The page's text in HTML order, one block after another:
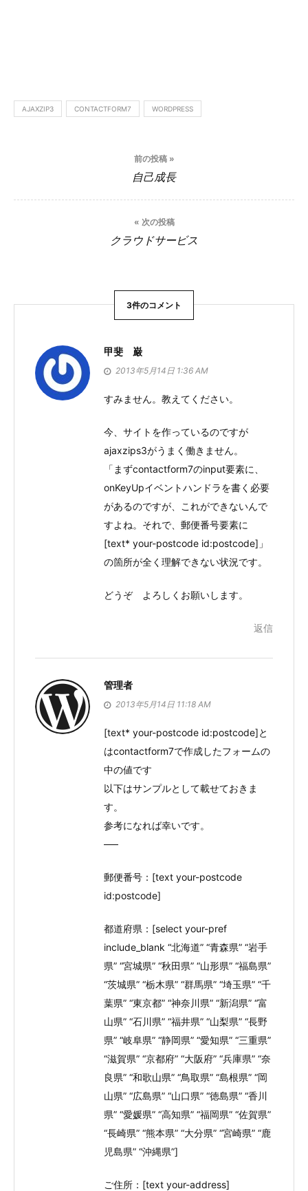
AJAXZIP3 CONTACTFORM7 WORDPRESS
ナ
シ
前の投稿 »
自己成長
« 次の投稿
クラウドサービス
3件のコメント
甲斐 巌
2013年5月14日 1:36 AM
すみません。教えてください。
今、サイトを作っているのですが
ajaxzips3がうまく働きません。
「まずcontactform7のinput要素に、
onKeyUpイベントハンドラを書く必要
があるのですが、これができないんで
すよね。それで、郵便番号要素に
[text* your-postcode id:postcode]」
の箇所が全く理解できない状況です。
どうぞ よろしくお願いします。
返信
管理者
2013年5月14日 11:18 AM
[text* your-postcode id:postcode]と
はcontactform7で作成したフォームの
中の値です
以下はサンプルとして載せておきま
す。
参考になれば幸いです。
—–
郵便番号：[text your-postcode
id:postcode]
都道府県：[select your-pref
include_blank “北海道” “青森県” “岩手
県” “宮城県” “秋田県” “山形県” “福島県”
“茨城県” “栃木県” “群馬県” “埼玉県” “千
葉県” “東京都” “神奈川県” “新潟県” “富
山県” “石川県” “福井県” “山梨県” “長野
県” “岐阜県” “静岡県” “愛知県” “三重県”
“滋賀県” “京都府” “大阪府” “兵庫県” “奈
良県” “和歌山県” “鳥取県” “島根県” “岡
山県” “広島県” “山口県” “徳島県” “香川
県” “愛媛県” “高知県” “福岡県” “佐賀県”
“長崎県” “熊本県” “大分県” “宮崎県” “鹿
児島県” “沖縄県”]
ご住所：[text your-address]